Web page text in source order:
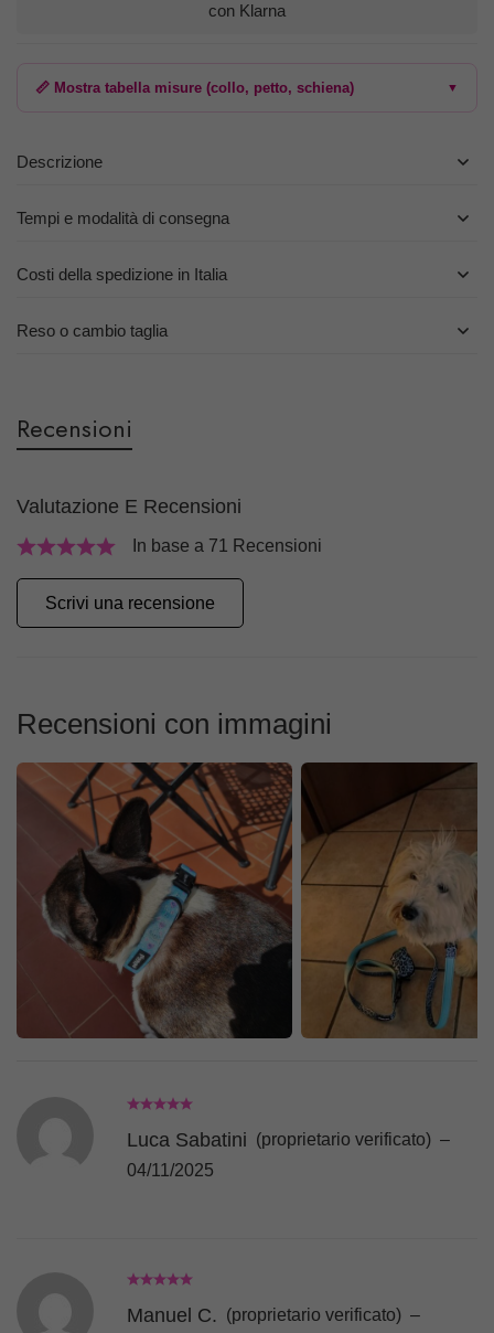
con Klarna
📏 Mostra tabella misure (collo, petto, schiena) ▼
Descrizione
Tempi e modalità di consegna
Costi della spedizione in Italia
Reso o cambio taglia
Recensioni
Valutazione E Recensioni
In base a 71 Recensioni
Scrivi una recensione
Recensioni con immagini
Luca Sabatini (proprietario verificato) –
04/11/2025
Manuel C. (proprietario verificato) –